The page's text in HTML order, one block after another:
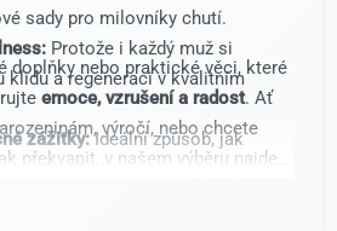
sady pro milovníky chutí.
Protože i každý muž si
klidu a regeneraci v kvalitním
zážitky:Ideální způsob, jak
doplňky nebo praktické věci, které
emoce, vzrušení a radost. Ať
výročí, nebo chcete
překvapit, v našem výběru najdete
jak moc na něm záleží.
a udělejte z dnešního dne